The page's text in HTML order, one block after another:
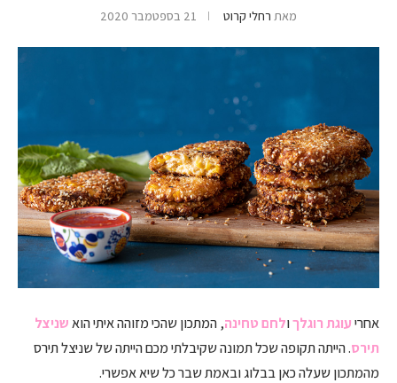
מאת רחלי קרוט 21 בספטמבר 2020
אחריעוגת רוגלךולחם טחינה, המתכון שהכי מזוהה איתי הואשניצל
תירס. הייתה תקופה שכל תמונה שקיבלתי מכם הייתה של שניצל תירס
מהמתכון שעלה כאן בבלוג ובאמת שבר כל שיא אפשרי.